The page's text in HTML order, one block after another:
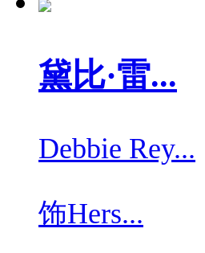
黛比·雷...
Debbie Rey...
饰Hers...